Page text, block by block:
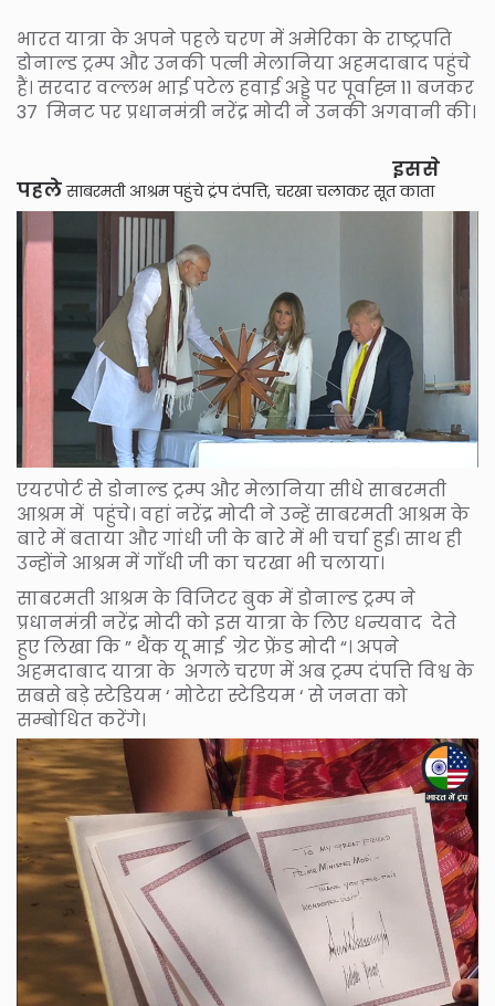
भारत यात्रा के अपने पहले चरण में अमेरिका के राष्ट्रपति
डोनाल्ड ट्रम्प और उनकी पत्नी मेलानिया अहमदाबाद पहुंचे
हैं। सरदार वल्लभ भाई पटेल हवाई अड्डे पर पूर्वाह्न 11 बजकर
37 मिनट पर प्रधानमंत्री नरेंद्र मोदी ने उनकी अगवानी की।
इससे
पहलेसाबरमती आश्रम पहुंचे ट्रंप दंपत्ति, चरखा चलाकर सूत काता
एयरपोर्ट से डोनाल्ड ट्रम्प और मेलानिया सीधे साबरमती
आश्रम में पहुंचे। वहां नरेंद्र मोदी ने उन्हें साबरमती आश्रम के
बारे में बताया और गांधी जी के बारे में भी चर्चा हुई। साथ ही
उन्होंने आश्रम में गाँधी जी का चरखा भी चलाया।
साबरमती आश्रम के विजिटर बुक में डोनाल्ड ट्रम्प ने
प्रधानमंत्री नरेंद्र मोदी को इस यात्रा के लिए धन्यवाद देते
हुए लिखा कि ” थैंक यू माई ग्रेट फ्रेंड मोदी “। अपने
अहमदाबाद यात्रा के अगले चरण में अब ट्रम्प दंपत्ति विश्व के
सबसे बड़े स्टेडियम ‘ मोटेरा स्टेडियम ‘ से जनता को
सम्बोधित करेंगे।